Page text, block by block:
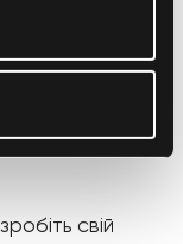
до дії
брошур
високу
свій